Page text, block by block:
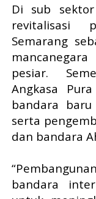
Di sub
revitalisasi
Semarang
pesiar.
Angkasa
bandara
serta
dan bandara
bandara